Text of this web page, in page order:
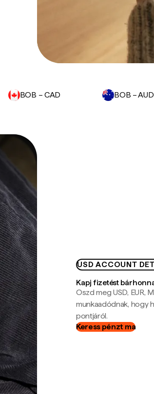
BOB – CAD BOB – AUD
USD ACCOUNT
Kapj fizetést
Oszd meg USD, EUR,
munkaadódnak, hogy
pontjáról.
Keress pénzt ma